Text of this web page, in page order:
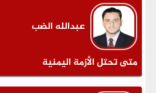
عبدالله الضب
متى تحتل الأزمة اليمنية